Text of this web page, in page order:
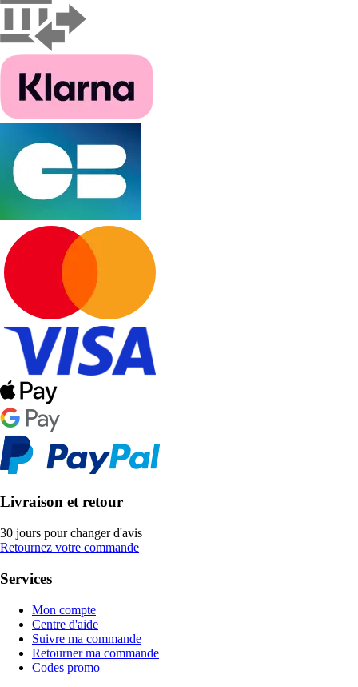
Livraison et retour
30 jours pour changer d'avis
Retournez votre commande
Services
Mon compte
Centre d'aide
Suivre ma commande
Retourner ma commande
Codes promo